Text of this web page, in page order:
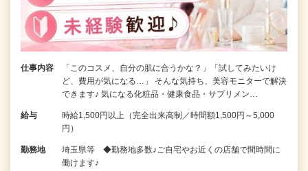
仕事内容
「このコスメ、自分の肌に合うかな？」「試してみたいけ
ど、費用が気になる…」 そんな気持ち、美容モニターで解決
できます♪ 気になる化粧品・健康食品・サプリメン…
給与
時給1,500円以上（完全出来高制／時間額1,500円～5,000
円）
勤務地
埼玉県等 ◆勤務地多数♪ご自宅やお近くの店舗で間時間に
働けます♪